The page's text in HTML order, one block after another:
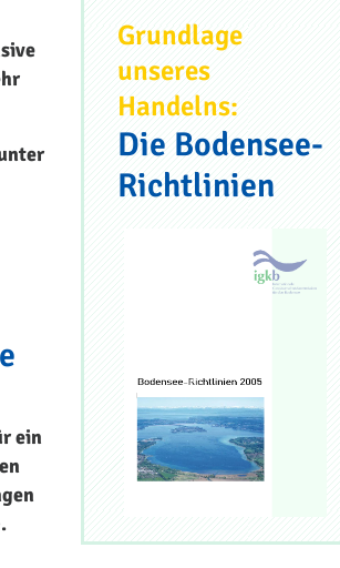
ein
Grundlage
unseres
Handelns:
Die Bodensee-
Richtlinien